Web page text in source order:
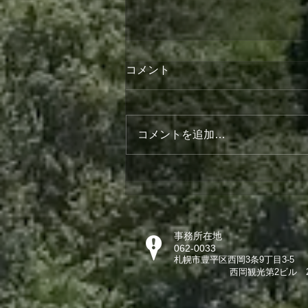
第4回おとな食堂
コメント
コメントを追加…
事務所在地
062-0033
札幌市豊平区西岡3条9丁目3-5
西岡観光第2ビル